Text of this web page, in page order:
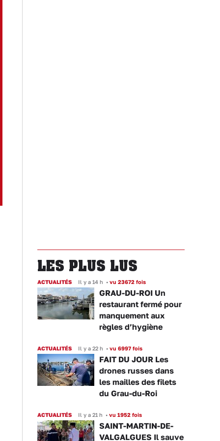
LES PLUS LUS
ACTUALITÉS Il y a 14 h • vu 23672 fois
GRAU-DU-ROI Un
restaurant fermé pour
manquement aux
règles d’hygiène
ACTUALITÉS Il y a 22 h • vu 6997 fois
FAIT DU JOUR Les
drones russes dans
les mailles des filets
du Grau-du-Roi
ACTUALITÉS Il y a 21 h • vu 1952 fois
SAINT-MARTIN-DE-
VALGALGUES Il sauve